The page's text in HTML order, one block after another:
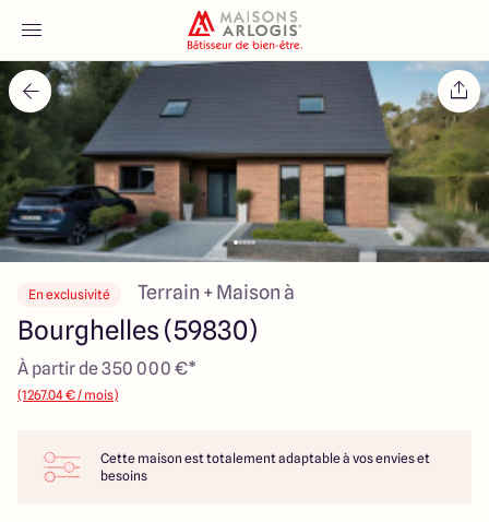
Accueil
Nos maisons
Nos annonces
Votre projet
Qui sommes-nous
Maisons ARLOGIS Nord
En exclusivité Terrain + Maison à
Bourghelles (59830)
À partir de 350 000 €*
(1267.04 € / mois)
Cette maison est totalement adaptable à vos envies et
besoins